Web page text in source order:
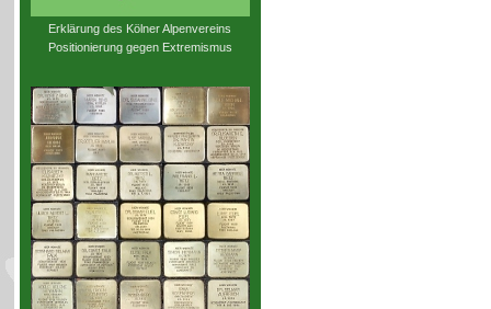
Erklärung des Kölner Alpenvereins
Positionierung gegen Extremismus